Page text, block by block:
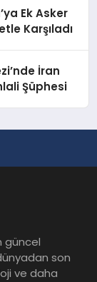
Ek Asker
Karşıladı
İran
Şüphesi
güncel
son
ve daha